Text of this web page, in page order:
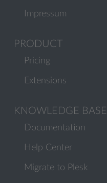
Impressum
PRODUCT
Pricing
Extensions
KNOWLEDGE BASE
Documentation
Help Center
Migrate to Plesk